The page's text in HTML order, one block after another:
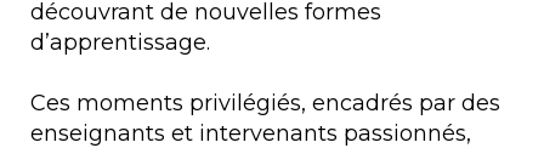
découvrant de nouvelles formes
d’apprentissage.
Ces moments privilégiés, encadrés par des
enseignants et intervenants passionnés,